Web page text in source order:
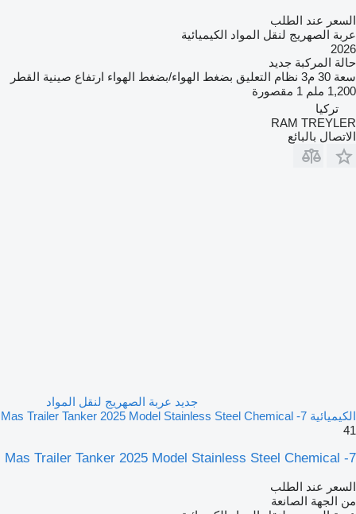
السعر عند الطلب
عربة الصهريج لنقل المواد الكيميائية
2026
حالة المركبة جديد
سعة 30 م3 نظام التعليق بضغط الهواء/بضغط الهواء ارتفاع صينية القطر
1,200 ملم
1 مقصورة
تركيا
RAM TREYLER
الاتصال بالبائع
جديد عربة الصهريج لنقل المواد
الكيميائية Mas Trailer Tanker 2025 Model Stainless Steel Chemical -7
41
Mas Trailer Tanker 2025 Model Stainless Steel Chemical -7
السعر عند الطلب
من الجهة الصانعة